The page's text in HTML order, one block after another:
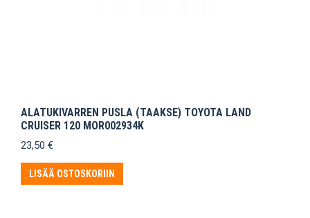
ALATUKIVARREN PUSLA (TAAKSE) TOYOTA LAND
CRUISER 120 MOR002934K
23,50 €
LISÄÄ OSTOSKORIIN